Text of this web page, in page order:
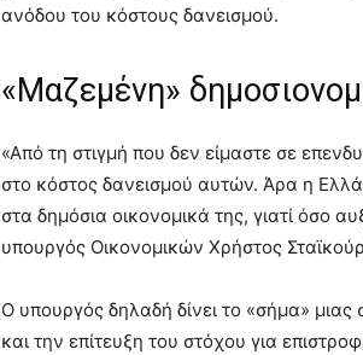
ανόδου του κόστους δανεισμού.
«Μαζεμένη»
«Από τη στιγμή που δεν είμαστε σε
στο κόστος δανεισμού αυτών. Άρα η
στα δημόσια οικονομικά της, γιατί όσο
υπουργός Οικονομικών Χρήστος
Ο υπουργός δηλαδή δίνει το «σήμα» μιας
και την επίτευξη του στόχου για